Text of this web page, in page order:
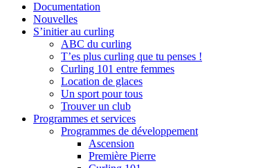
Documentation
Nouvelles
S’initier au curling
ABC du curling
T’es plus curling que tu penses !
Curling 101 entre femmes
Location de glaces
Un sport pour tous
Trouver un club
Programmes et services
Programmes de développement
Ascension
Première Pierre